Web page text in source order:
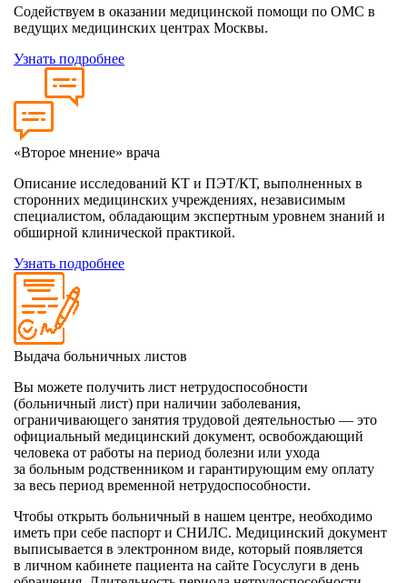
Содействуем в оказании медицинской помощи по ОМС в
ведущих медицинских центрах Москвы.
Узнать подробнее
«Второе мнение» врача
Описание исследований КТ и ПЭТ/КТ, выполненных в
сторонних медицинских учреждениях, независимым
специалистом, обладающим экспертным уровнем знаний и
обширной клинической практикой.
Узнать подробнее
Выдача больничных листов
Вы можете получить лист нетрудоспособности
(больничный лист) при наличии заболевания,
ограничивающего занятия трудовой деятельностью — это
официальный медицинский документ, освобождающий
человека от работы на период болезни или ухода
за больным родственником и гарантирующим ему оплату
за весь период временной нетрудоспособности.
Чтобы открыть больничный в нашем центре, необходимо
иметь при себе паспорт и СНИЛС. Медицинский документ
выписывается в электронном виде, который появляется
в личном кабинете пациента на сайте Госуслуги в день